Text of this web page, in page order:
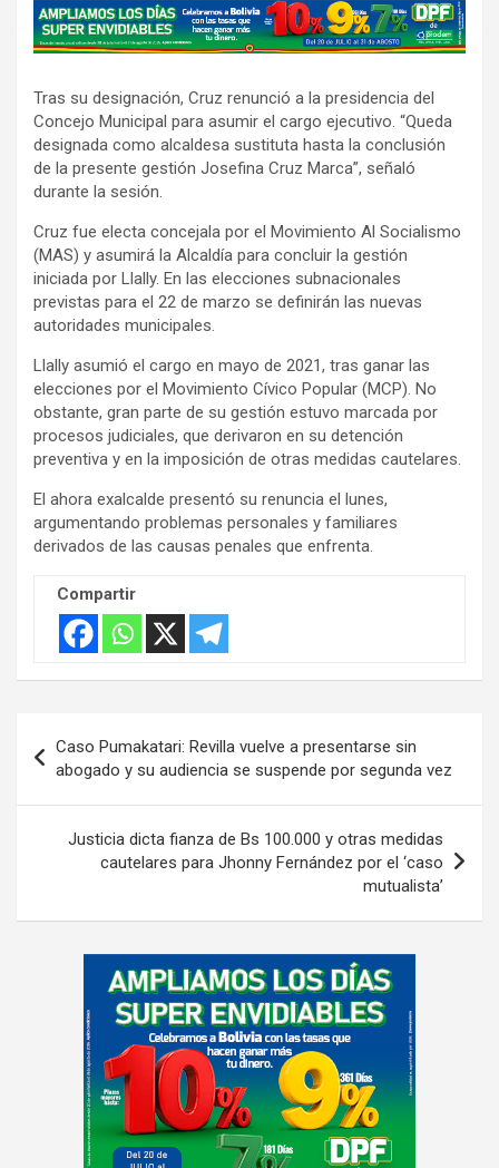
A
d
e
r
t
i
e
m
e
n
t
:
Tras su designación, Cruz renunció a la presidencia del
Concejo Municipal para asumir el cargo ejecutivo. “Queda
designada como alcaldesa sustituta hasta la conclusión
de la presente gestión Josefina Cruz Marca”, señaló
durante la sesión.
Cruz fue electa concejala por el Movimiento Al Socialismo
(MAS) y asumirá la Alcaldía para concluir la gestión
iniciada por Llally. En las elecciones subnacionales
previstas para el 22 de marzo se definirán las nuevas
autoridades municipales.
Llally asumió el cargo en mayo de 2021, tras ganar las
elecciones por el Movimiento Cívico Popular (MCP). No
obstante, gran parte de su gestión estuvo marcada por
procesos judiciales, que derivaron en su detención
preventiva y en la imposición de otras medidas cautelares.
El ahora exalcalde presentó su renuncia el lunes,
argumentando problemas personales y familiares
derivados de las causas penales que enfrenta.
Compartir
de
entradas
Caso Pumakatari: Revilla vuelve a presentarse sin
abogado y su audiencia se suspende por segunda vez
Justicia dicta fianza de Bs 100.000 y otras medidas
cautelares para Jhonny Fernández por el ‘caso
mutualista’